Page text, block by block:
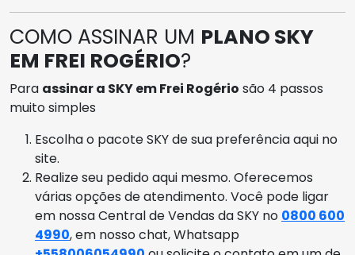
COMO ASSINAR UM PLANO SKY
EM FREI ROGÉRIO?
Para assinar a SKY em Frei Rogério são 4 passos
muito simples
Escolha o pacote SKY de sua preferência aqui no
site.
Realize seu pedido aqui mesmo. Oferecemos
várias opções de atendimento. Você pode ligar
em nossa Central de Vendas da SKY no 0800 600
4990, em nosso chat, Whatsapp